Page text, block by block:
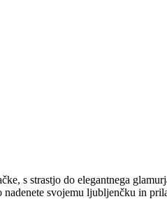
s strastjo do elegantnega
svojemu ljubljenčku in